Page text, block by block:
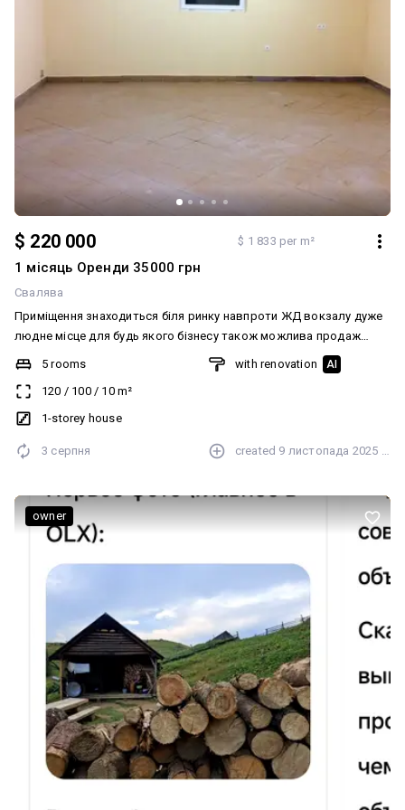
$ 220 000 $ 1 833 per m²
1 місяць Оренди 35000 грн
Свалява
Приміщення знаходиться біля ринку навпроти ЖД вокзалу дуже
людне місце для будь якого бізнесу також можлива продаж
приміщення + 45 м.кв. тераса крита. Приміщення знаходиться на
2124010100:01:005:0027 Є можливість добудови 2 та 3 поверху
5 rooms
120 / 100/ 10m²
1-storey house
with renovation AI
3 серпня created 9 листопада 2025 р.
owner